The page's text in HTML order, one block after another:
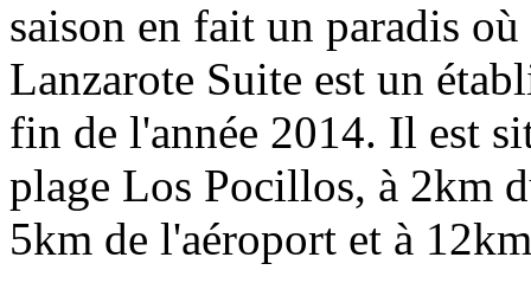
saison en fait un paradis
Lanzarote Suite est un
fin de l'année 2014. Il est
plage Los Pocillos, à 2km
5km de l'aéroport et à